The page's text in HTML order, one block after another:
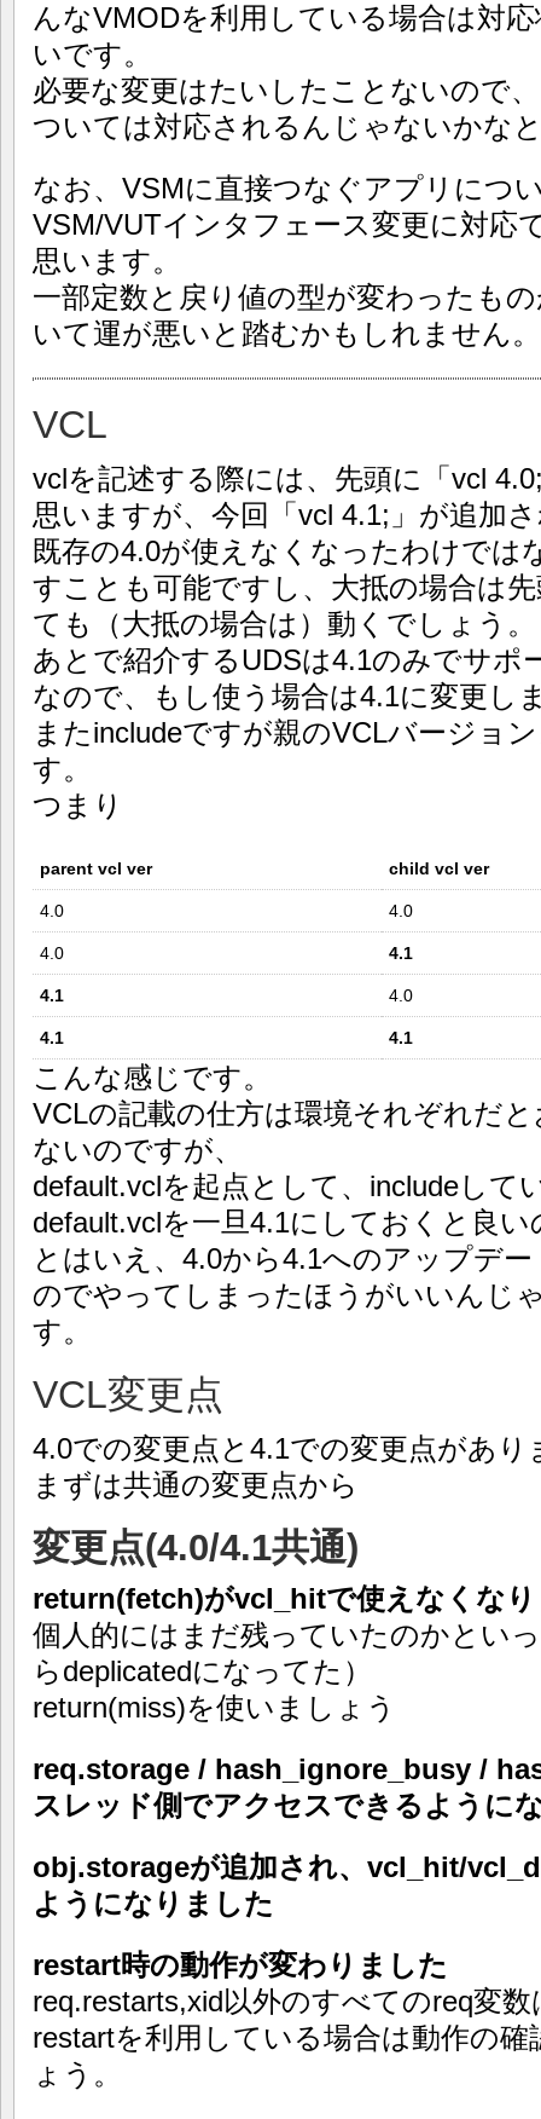
んなVMODを利用している場合は対
いです。
必要な変更はたいしたことないので
ついては対応されるんじゃないかな
なお、VSMに直接つなぐアプリにつ
VSM/VUTインタフェース変更に対応
思います。
一部定数と戻り値の型が変わったも
いて運が悪いと踏むかもしれません。
VCL
vclを記述する際には、先頭に「vcl
思いますが、今回「vcl 4.1;」が追加
既存の4.0が使えなくなったわけでは
すことも可能ですし、大抵の場合は
ても（大抵の場合は）動くでしょう。
あとで紹介するUDSは4.1のみでサポ
なので、もし使う場合は4.1に変更し
またincludeですが親のVCLバージョ
す。
つまり
parent vcl ver child vcl ver
4.0 4.0
4.0 4.1
4.1 4.0
4.1 4.1
こんな感じです。
VCLの記載の仕方は環境それぞれだ
ないのですが、
default.vclを起点として、includeして
default.vclを一旦4.1にしておくと良
とはいえ、4.0から4.1へのアップデ
のでやってしまったほうがいいんじ
す。
VCL変更点
4.0での変更点と4.1での変更点があり
まずは共通の変更点から
変更点(4.0/4.1共通)
return(fetch)がvcl_hitで使えなくな
個人的にはまだ残っていたのかとい
らdeplicatedになってた）
return(miss)を使いましょう
req.storage / hash_ignore_busy /
スレッド側でアクセスできるように
obj.storageが追加され、vcl_hit/
ようになりました
restart時の動作が変わりました
req.restarts,xid以外のすべてのreq変
restartを利用している場合は動作の
ょう。